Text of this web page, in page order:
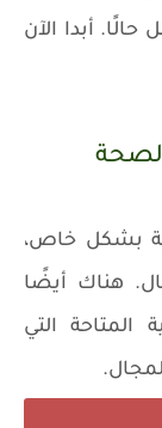
حالًا. أبدا الآن
بشكل خاص،
هناك أيضًا
المتاحة التي